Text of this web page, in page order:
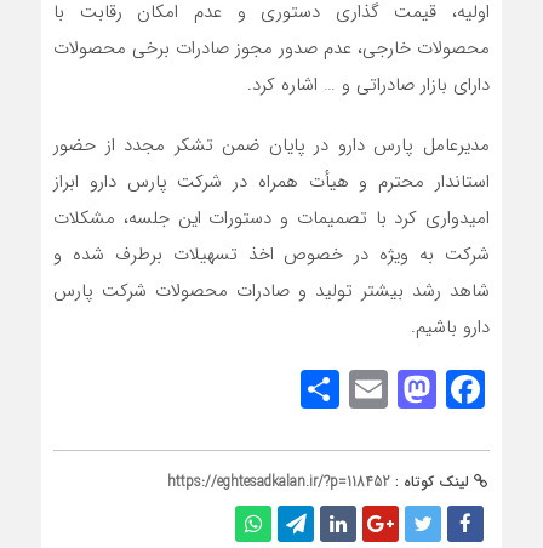
اولیه، قیمت گذاری دستوری و عدم امکان رقابت با
محصولات خارجی، عدم صدور مجوز صادرات برخی محصولات
دارای بازار صادراتی و … اشاره کرد.
مدیرعامل پارس دارو در پایان ضمن تشکر مجدد از حضور
استاندار محترم و هیأت همراه در شرکت پارس دارو ابراز
امیدواری کرد با تصمیمات و دستورات این جلسه، مشکلات
شرکت به ویژه در خصوص اخذ تسهیلات برطرف شده و
شاهد رشد بیشتر تولید و صادرات محصولات شرکت پارس
دارو باشیم.
Facebook
Mastodon
Email
لینک کوتاه : https://eghtesadkalan.ir/?p=118452